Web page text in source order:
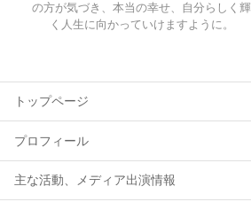
の方が気づき、本当の幸せ、自分らしく輝
く人生に向かっていけますように。
トップページ
プロフィール
主な活動、メディア出演情報